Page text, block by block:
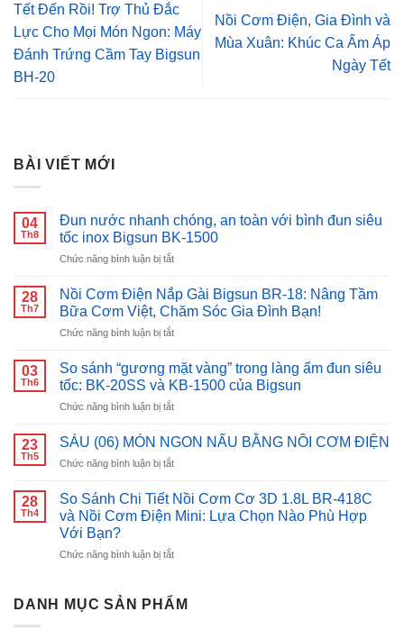
Tết Đến Rồi! Trợ Thủ Đắc
Lực Cho Mọi Món Ngon: Máy
Đánh Trứng Cầm Tay Bigsun
BH-20
Nồi Cơm Điện, Gia Đình và
Mùa Xuân: Khúc Ca Ấm Áp
Ngày Tết
BÀI VIẾT MỚI
04
Th8
Đun nước nhanh chóng, an toàn với bình đun siêu
tốc inox Bigsun BK-1500
Chức năng bình luận bị tắtở
nước
nhanh
chóng,
an
với
bình
siêu
inox
28
Th7
Nồi Cơm Điện Nắp Gài Bigsun BR-18: Nâng Tầm
Bữa Cơm Việt, Chăm Sóc Gia Đình Bạn!
Chức năng bình luận bị tắtở
Cơm
Điện
Nắp
Gài
BR-
Nâng
Bữa
Cơm
Sóc
Bạn!
03
Th6
So sánh “gương mặt vàng” trong làng ấm đun siêu
tốc: BK-20SS và KB-1500 của Bigsun
Chức năng bình luận bị tắtở
sánh
mặt
trong
làng
siêu
20SS
23
Th5
SÁU (06) MÓN NGON NẤU BẰNG NỒI CƠM ĐIỆN
Chức năng bình luận bị tắtở
(06)
MÓN
NGON
BẰNG
ĐIỆN
28
Th4
So Sánh Chi Tiết Nồi Cơm Cơ 3D 1.8L BR-418C
và Nồi Cơm Điện Mini: Lựa Chọn Nào Phù Hợp
Với Bạn?
Chức năng bình luận bị tắtở
Chi
DANH MỤC SẢN PHẨM